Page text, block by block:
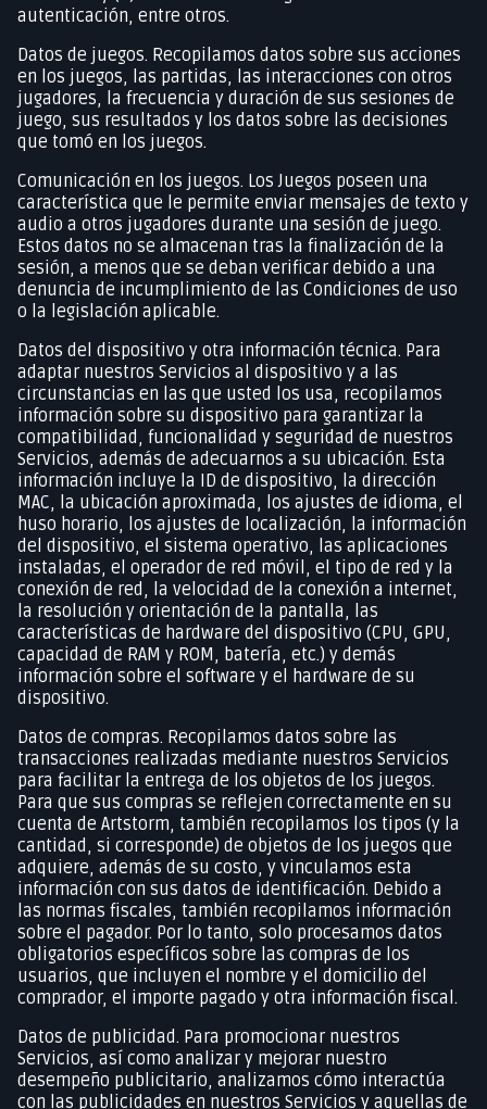
autenticación, entre otros.
Datos de juegos. Recopilamos datos sobre sus acciones
en los juegos, las partidas, las interacciones con otros
jugadores, la frecuencia y duración de sus sesiones de
juego, sus resultados y los datos sobre las decisiones
que tomó en los juegos.
Comunicación en los juegos. Los Juegos poseen una
característica que le permite enviar mensajes de texto y
audio a otros jugadores durante una sesión de juego.
Estos datos no se almacenan tras la finalización de la
sesión, a menos que se deban verificar debido a una
denuncia de incumplimiento de las Condiciones de uso
o la legislación aplicable.
Datos del dispositivo y otra información técnica. Para
adaptar nuestros Servicios al dispositivo y a las
circunstancias en las que usted los usa, recopilamos
información sobre su dispositivo para garantizar la
compatibilidad, funcionalidad y seguridad de nuestros
Servicios, además de adecuarnos a su ubicación. Esta
información incluye la ID de dispositivo, la dirección
MAC, la ubicación aproximada, los ajustes de idioma, el
huso horario, los ajustes de localización, la información
del dispositivo, el sistema operativo, las aplicaciones
instaladas, el operador de red móvil, el tipo de red y la
conexión de red, la velocidad de la conexión a internet,
la resolución y orientación de la pantalla, las
características de hardware del dispositivo (CPU, GPU,
capacidad de RAM y ROM, batería, etc.) y demás
información sobre el software y el hardware de su
dispositivo.
Datos de compras. Recopilamos datos sobre las
transacciones realizadas mediante nuestros Servicios
para facilitar la entrega de los objetos de los juegos.
Para que sus compras se reflejen correctamente en su
cuenta de Artstorm, también recopilamos los tipos (y la
cantidad, si corresponde) de objetos de los juegos que
adquiere, además de su costo, y vinculamos esta
información con sus datos de identificación. Debido a
las normas fiscales, también recopilamos información
sobre el pagador. Por lo tanto, solo procesamos datos
obligatorios específicos sobre las compras de los
usuarios, que incluyen el nombre y el domicilio del
comprador, el importe pagado y otra información fiscal.
Datos de publicidad. Para promocionar nuestros
Servicios, así como analizar y mejorar nuestro
desempeño publicitario, analizamos cómo interactúa
con las publicidades en nuestros Servicios y aquellas de